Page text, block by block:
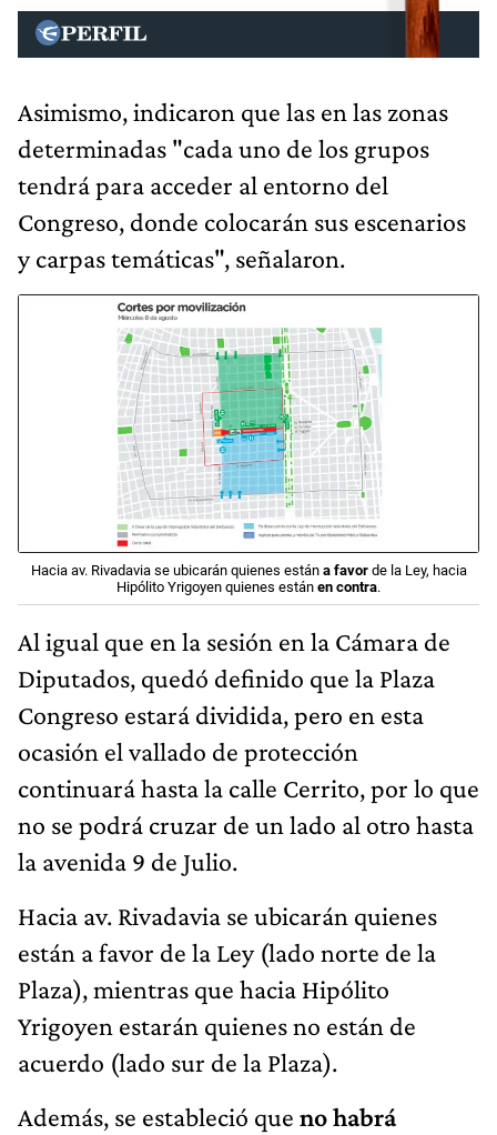
Asimismo, indicaron que las en las zonas
determinadas "cada uno de los grupos
tendrá para acceder al entorno del
Congreso, donde colocarán sus escenarios
y carpas temáticas", señalaron.
Hacia av. Rivadavia se ubicarán quienes estána favor de la Ley, hacia
Hipólito Yrigoyen quienes están en contra.
Al igual que en la sesión en la Cámara de
Diputados, quedó definido que la Plaza
Congreso estará dividida, pero en esta
ocasión el vallado de protección
continuará hasta la calle Cerrito, por lo que
no se podrá cruzar de un lado al otro hasta
la avenida 9 de Julio.
Hacia av. Rivadavia se ubicarán quienes
están a favor de la Ley (lado norte de la
Plaza), mientras que hacia Hipólito
Yrigoyen estarán quienes no están de
acuerdo (lado sur de la Plaza).
Además, se estableció que no habrá